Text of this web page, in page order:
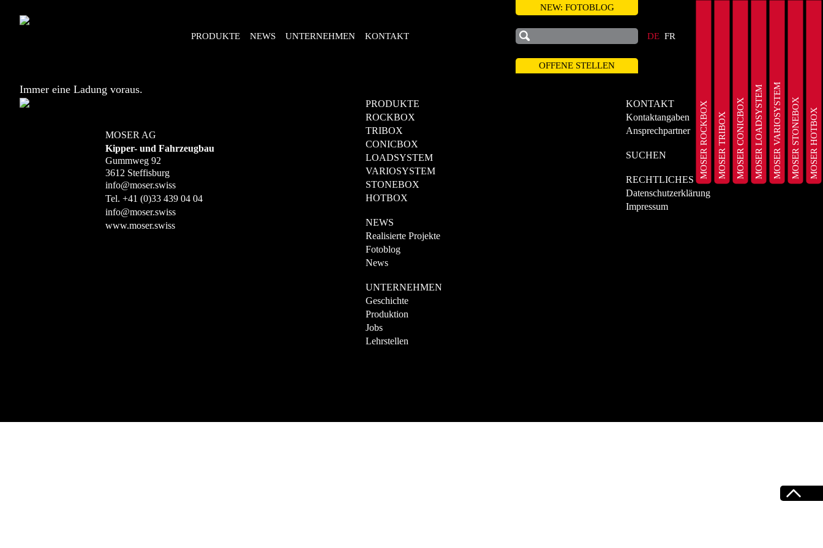
Immer eine Ladung voraus.
PRODUKTE NEWS UNTERNEHMEN KONTAKT DE FR
NEW: FOTOBLOG
OFFENE STELLEN
MOSER ROCKBOXMOSER TRIBOXMOSER CONICBOXMOSER LOADSYSTEMMOSER VARIOSYSTEMMOSER STONEBOXMOSER HOTBOX
MOSER AG
Kipper- und Fahrzeugbau
Gummweg 92
3612 Steffisburg
info@moser.swiss
Tel. +41 (0)33 439 04 04
info@moser.swiss
www.moser.swiss
PRODUKTE
ROCKBOX
TRIBOX
CONICBOX
LOADSYSTEM
VARIOSYSTEM
STONEBOX
HOTBOX
NEWS
Realisierte Projekte
Fotoblog
News
UNTERNEHMEN
Geschichte
Produktion
Jobs
Lehrstellen
KONTAKT
Kontaktangaben
Ansprechpartner
SUCHEN
RECHTLICHES
Datenschutzerklärung
Impressum